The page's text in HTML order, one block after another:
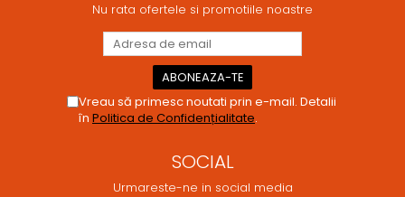
Nu rata ofertele si promotiile noastre
Vreau să primesc noutati prin e-mail. Detalii
în Politica de Confidențialitate.
SOCIAL
Urmareste-ne in social media